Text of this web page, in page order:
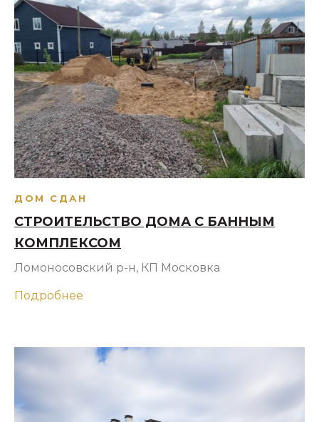
ДОМ СДАН
СТРОИТЕЛЬСТВО ДОМА С БАННЫМ
КОМПЛЕКСОМ
Ломоносовский р-н, КП Московка
Подробнее